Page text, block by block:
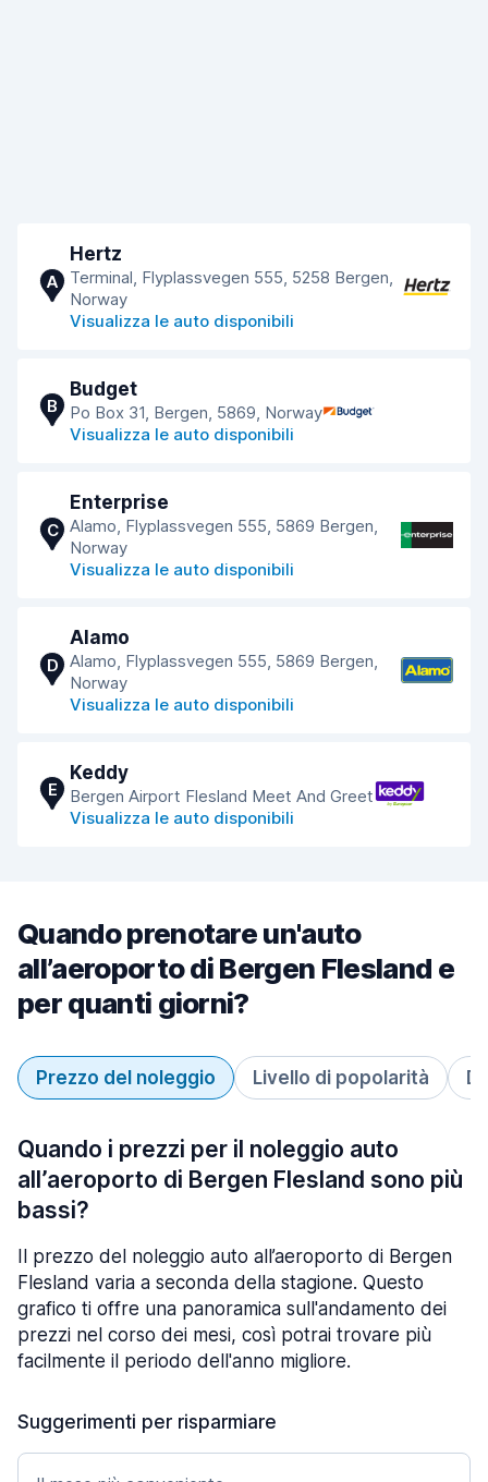
A
Hertz
Terminal, Flyplassvegen 555, 5258 Bergen,
Norway
Visualizza le auto disponibili
B
Budget
Po Box 31, Bergen, 5869, Norway
Visualizza le auto disponibili
C
Enterprise
Alamo, Flyplassvegen 555, 5869 Bergen,
Norway
Visualizza le auto disponibili
D
Alamo
Alamo, Flyplassvegen 555, 5869 Bergen,
Norway
Visualizza le auto disponibili
E
Keddy
Bergen Airport Flesland Meet And Greet
Visualizza le auto disponibili
Quando prenotare un'auto
all’aeroporto di Bergen Flesland e
per quanti giorni?
Prezzo del noleggio Livello di popolarità
Quando i prezzi per il noleggio auto
all’aeroporto di Bergen Flesland sono più
bassi?
Il prezzo del noleggio auto all’aeroporto di Bergen
Flesland varia a seconda della stagione. Questo
grafico ti offre una panoramica sull'andamento dei
prezzi nel corso dei mesi, così potrai trovare più
facilmente il periodo dell'anno migliore.
Suggerimenti per risparmiare